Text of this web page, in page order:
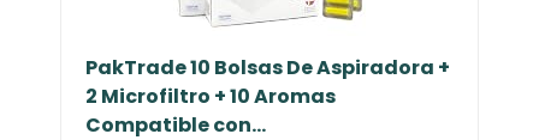
PakTrade 10 Bolsas De Aspiradora +
2 Microfiltro + 10 Aromas
Compatible con...